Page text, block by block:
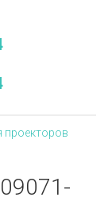
проекторов